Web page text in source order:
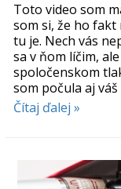
Toto video som
som si, že ho
tu je. Nech vás
sa v ňom líčim,
spoločenskom
som počula aj váš
Čítaj ďalej »